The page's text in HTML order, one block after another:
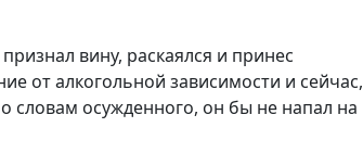
вину, раскаялся и принес
от алкогольной зависимости и сейчас,
словам осужденного, он бы не напал на